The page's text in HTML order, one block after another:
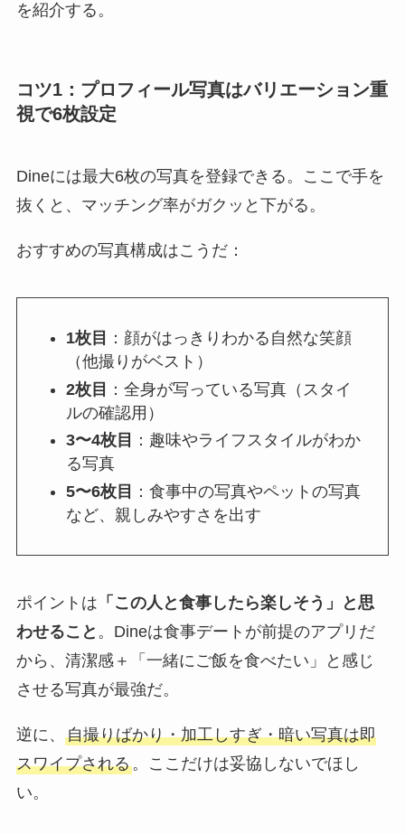
を紹介する。
コツ1：プロフィール写真はバリエーション重
視で6枚設定
Dineには最大6枚の写真を登録できる。ここで手を
抜くと、マッチング率がガクッと下がる。
おすすめの写真構成はこうだ：
1枚目
：顔がはっきりわかる自然な笑顔
（他撮りがベスト）
2枚目
：全身が写っている写真（スタイ
ルの確認用）
3〜4枚目
：趣味やライフスタイルがわか
る写真
5〜6枚目
：食事中の写真やペットの写真
など、親しみやすさを出す
ポイントは 「この人と食事したら楽しそう」と思
わせること 。Dineは食事デートが前提のアプリだ
から、清潔感＋「一緒にご飯を食べたい」と感じ
させる写真が最強だ。
逆に、 自撮りばかり・加工しすぎ・暗い写真は即
スワイプされる。ここだけは妥協しないでほし
い。